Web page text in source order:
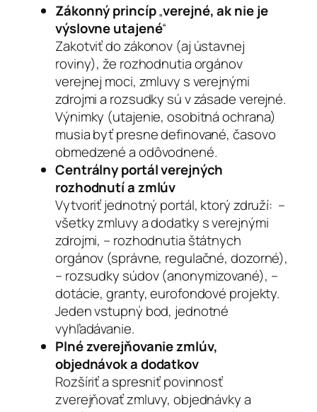
Zákonný princíp„verejné, ak nie je
výslovne utajené“
Zakotviť do zákonov (aj ústavnej
roviny), že rozhodnutia orgánov
verejnej moci, zmluvy s verejnými
zdrojmi a rozsudky sú v zásade verejné.
Výnimky (utajenie, osobitná ochrana)
musia byť presne definované, časovo
obmedzené a odôvodnené.
Centrálny portál verejných
rozhodnutí a zmlúv
Vytvoriť jednotný portál, ktorý združí: –
všetky zmluvy a dodatky s verejnými
zdrojmi, – rozhodnutia štátnych
orgánov (správne, regulačné, dozorné),
– rozsudky súdov (anonymizované), –
dotácie, granty, eurofondové projekty.
Jeden vstupný bod, jednotné
vyhľadávanie.
Plné zverejňovanie zmlúv,
objednávok a dodatkov
Rozšíriť a spresniť povinnosť
zverejňovať zmluvy, objednávky a